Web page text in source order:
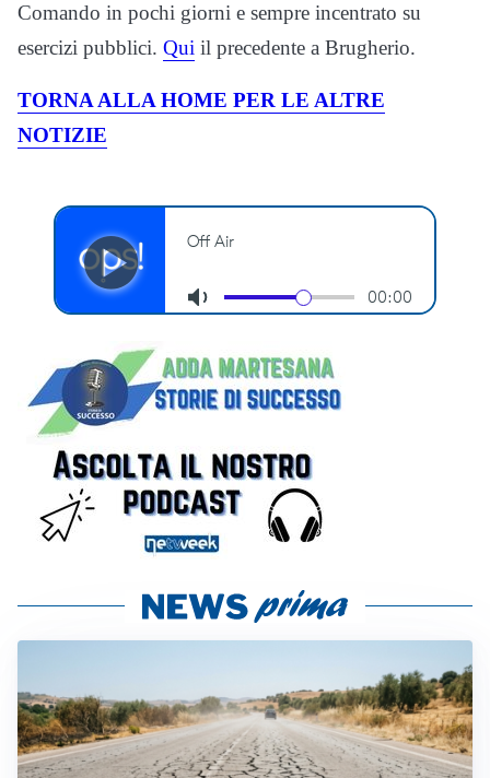
Comando in pochi giorni e sempre incentrato su
esercizi pubblici. Qui il precedente a Brugherio.
TORNA ALLA HOME PER LE ALTRE
NOTIZIE